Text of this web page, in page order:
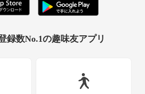
録数No.1の趣味友アプリ